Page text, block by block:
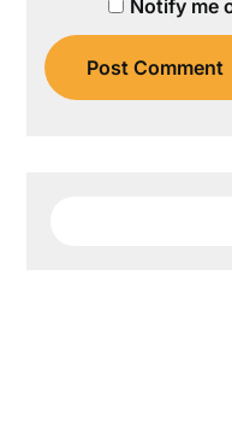
Notify me